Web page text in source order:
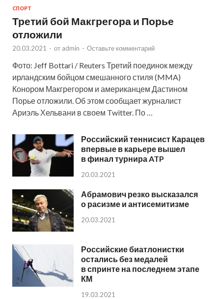
СПОРТ
Третий бой Макгрегора и Порье
отложили
20.03.2021 - от admin - Оставьте комментарий
Фото: Jeff Bottari / Reuters Третий поединок между
ирландским бойцом смешанного стиля (MMA)
Конором Макгрегором и американцем Дастином
Порье отложили. Об этом сообщает журналист
Ариэль Хельвани в своем Twitter. По …
Российский теннисист Карацев
впервые в карьере вышел
в финал турнира ATP
20.03.2021
Абрамович резко высказался
о расизме и антисемитизме
20.03.2021
Российские биатлонистки
остались без медалей
в спринте на последнем этапе
КМ
19.03.2021